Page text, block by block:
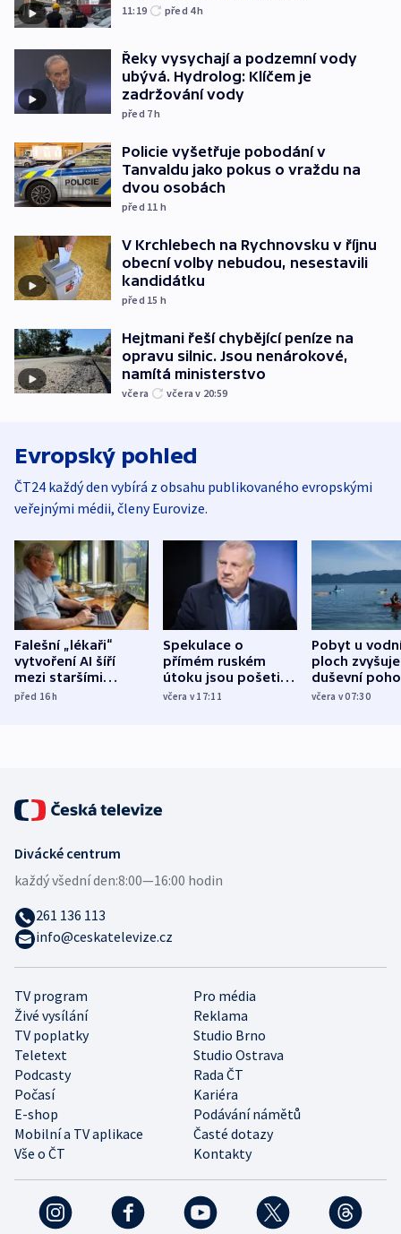
11:19 před 4h
Řeky vysychají a podzemní vody
ubývá. Hydrolog: Klíčem je
zadržování vody
před 7h
Policie vyšetřuje pobodání v
Tanvaldu jako pokus o vraždu na
dvou osobách
před 11 h
V Krchlebech na Rychnovsku v říjnu
obecní volby nebudou, nesestavili
kandidátku
před 15 h
Hejtmani řeší chybějící peníze na
opravu silnic. Jsou nenárokové,
namítá ministerstvo
včera včera v 20:59
Evropský pohled
ČT24 každý den vybírá z obsahu publikovaného evropskými
veřejnými médii, členy Eurovize.
Falešní „lékaři“
vytvoření AI šíří
mezi staršími
Poláky nebezpečné
před 16h
Spekulace o
přímém ruském
útoku jsou pošetilé,
míní estonský
včera v 17:11
Pobyt u
ploch zvyšuje
duševní
ukázala
včera v 07:30
TV program
Pro média
Živé vysílání
Reklama
TV poplatky
Studio Brno
Teletext
Studio Ostrava
Podcasty
Rada ČT
Počasí
Kariéra
E-shop
Podávání námětů
Mobilní a TV aplikace
Časté dotazy
Vše o ČT
Kontakty
Divácké centrum
každý všední den:8:00—16:00 hodin
261 136 113
info@ceskatelevize.cz